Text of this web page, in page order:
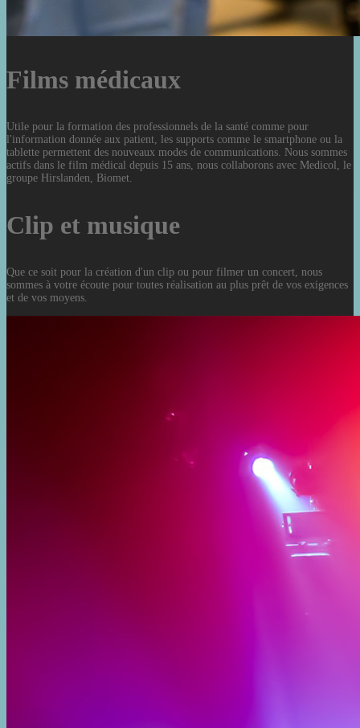
Films médicaux
Utile pour la formation des professionnels de la santé comme pour
l'information donnée aux patient, les supports comme le smartphone ou la
tablette permettent des nouveaux modes de communications. Nous sommes
actifs dans le film médical depuis 15 ans, nous collaborons avec Medicol, le
groupe Hirslanden, Biomet.
Clip et musique
Que ce soit pour la création d'un clip ou pour filmer un concert, nous
sommes à votre écoute pour toutes réalisation au plus prêt de vos exigences
et de vos moyens.